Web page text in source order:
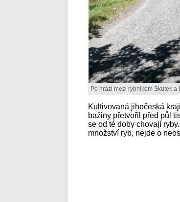
Po hrázi mezi rybníkem Skutek
Kultivovaná jihočeská
bažiny přetvořil před půl
se od té doby chovají
množství ryb, nejde o